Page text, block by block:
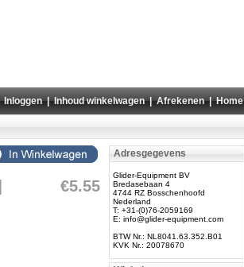
Inloggen|Inhoud winkelwagen|Afrekenen|Home
€5.55
Adresgegevens
Glider-Equipment BV
Bredasebaan 4
4744 RZ Bosschenhoofd
Nederland
T: +31-(0)76-2059169
E: info@glider-equipment.com
BTW Nr.: NL8041.63.352.B01
KVK Nr.: 20078670